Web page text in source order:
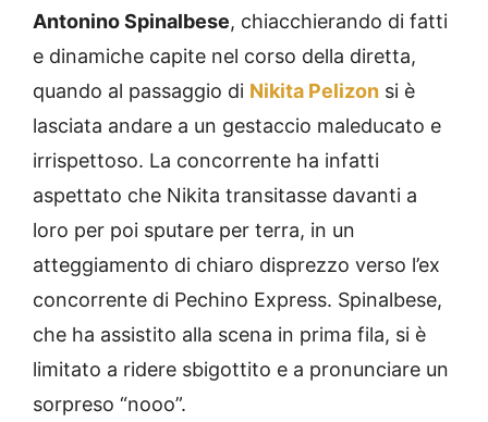
Antonino Spinalbese, chiacchierando di fatti
e dinamiche capite nel corso della diretta,
quando al passaggio di Nikita Pelizon si è
lasciata andare a un gestaccio maleducato e
irrispettoso. La concorrente ha infatti
aspettato che Nikita transitasse davanti a
loro per poi sputare per terra, in un
atteggiamento di chiaro disprezzo verso l’ex
concorrente di Pechino Express. Spinalbese,
che ha assistito alla scena in prima fila, si è
limitato a ridere sbigottito e a pronunciare un
sorpreso “nooo”.